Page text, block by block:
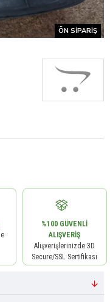
ÖN SIPARIŞ
%100 GÜVENLI
ALIŞVERIŞ
Alışverişlerinizde 3D
Secure/SSL Sertifikası